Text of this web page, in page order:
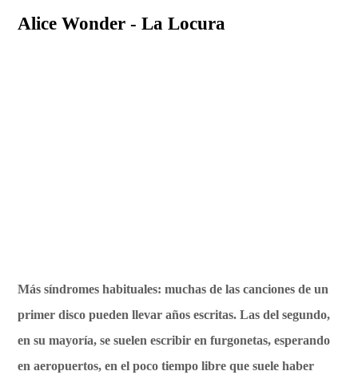
Alice Wonder - La Locura
Más síndromes habituales: muchas de las canciones de un
primer disco pueden llevar años escritas. Las del segundo,
en su mayoría, se suelen escribir en furgonetas, esperando
en aeropuertos, en el poco tiempo libre que suele haber